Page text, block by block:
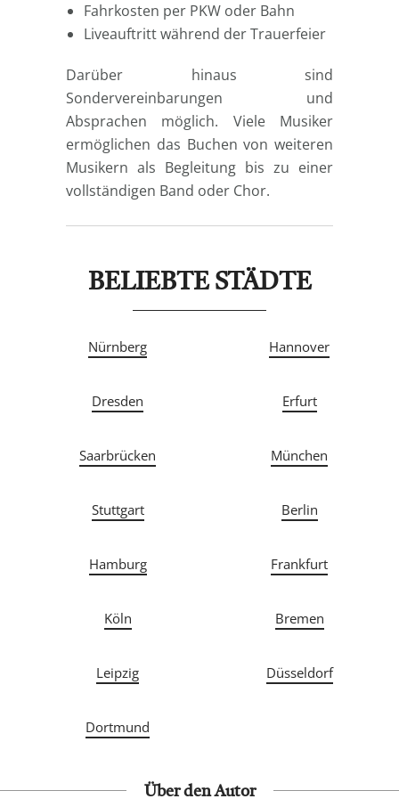
Fahrkosten per PKW oder Bahn
Liveauftritt während der Trauerfeier
Darüber hinaus sind
Sondervereinbarungen und
Absprachen möglich. Viele Musiker
ermöglichen das Buchen von weiteren
Musikern als Begleitung bis zu einer
vollständigen Band oder Chor.
BELIEBTE STÄDTE
Nürnberg Hannover
Dresden Erfurt
Saarbrücken München
Stuttgart Berlin
Hamburg Frankfurt
Köln Bremen
Leipzig Düsseldorf
Dortmund
Über den Autor